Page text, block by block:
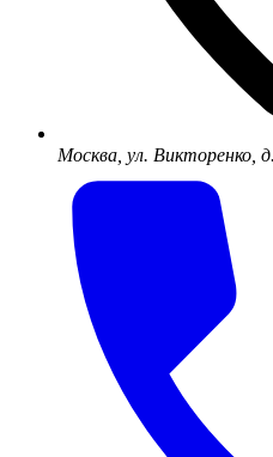
Москва, ул. Викторенко,